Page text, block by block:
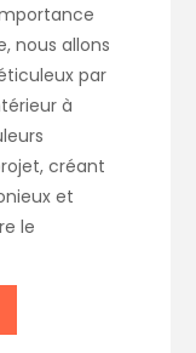
nous allons
par
à
créant
et
le